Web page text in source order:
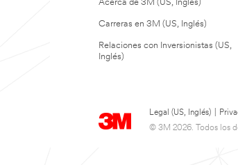
Acerca de 3M (US, Inglés)
Carreras en 3M (US, Inglés)
Relaciones con Inversionistas (US,
Inglés)
Legal (US, Inglés)
© 3M 2026. Todos los